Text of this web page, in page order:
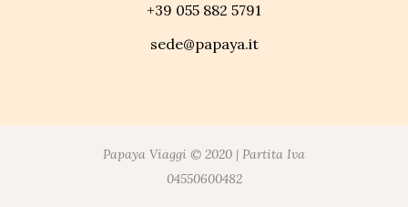
+39 055 882 5791
sede@papaya.it
Papaya Viaggi © 2020 | Partita Iva
04550600482